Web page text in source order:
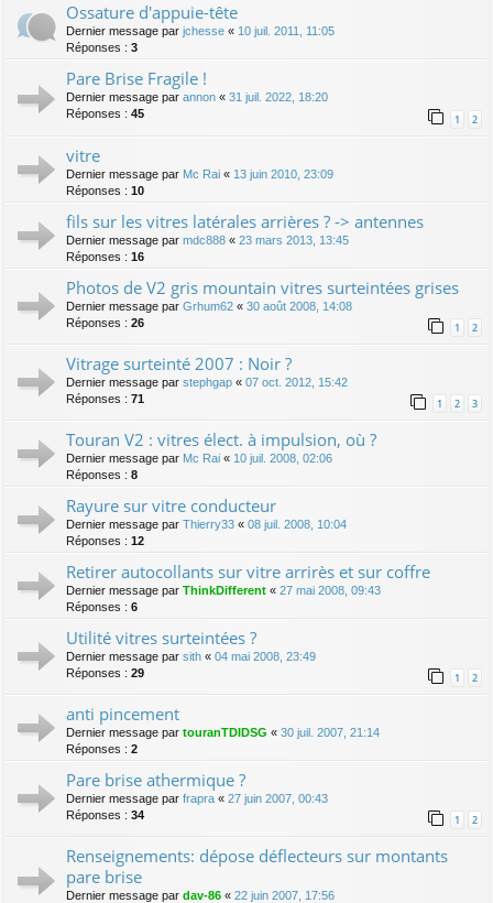
Ossature d'appuie-tête
Dernier message par jchesse « 10 juil. 2011, 11:05
Réponses : 3
Pare Brise Fragile !
Dernier message par annon « 31 juil. 2022, 18:20
Réponses : 45 1 2
vitre
Dernier message par Mc Rai « 13 juin 2010, 23:09
Réponses : 10
fils sur les vitres latérales arrières ? -> antennes
Dernier message par mdc888 « 23 mars 2013, 13:45
Réponses : 16
Photos de V2 gris mountain vitres surteintées grises
Dernier message par Grhum62 « 30 août 2008, 14:08
Réponses : 26 1 2
Vitrage surteinté 2007 : Noir ?
Dernier message par stephgap « 07 oct. 2012, 15:42
Réponses : 71 1 2 3
Touran V2 : vitres élect. à impulsion, où ?
Dernier message par Mc Rai « 10 juil. 2008, 02:06
Réponses : 8
Rayure sur vitre conducteur
Dernier message par Thierry33 « 08 juil. 2008, 10:04
Réponses : 12
Retirer autocollants sur vitre arrirès et sur coffre
Dernier message par ThinkDifferent « 27 mai 2008, 09:43
Réponses : 6
Utilité vitres surteintées ?
Dernier message par sith « 04 mai 2008, 23:49
Réponses : 29 1 2
anti pincement
Dernier message par touranTDIDSG « 30 juil. 2007, 21:14
Réponses : 2
Pare brise athermique ?
Dernier message par frapra « 27 juin 2007, 00:43
Réponses : 34 1 2
Renseignements: dépose déflecteurs sur montants
pare brise
Dernier message par dav-86 « 22 juin 2007, 17:56